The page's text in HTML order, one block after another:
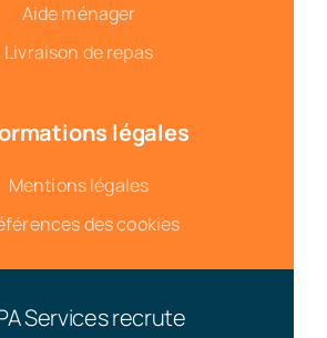
Aide ménager
Livraison de repas
légales
Mentions légales
des cookies
Services recrute